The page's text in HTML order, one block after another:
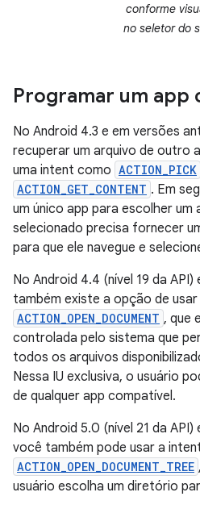
conforme
no seletor do
Programar um app
No Android 4.3 e em versões
recuperar um arquivo de outro
uma intent como ACTION_PICK
ACTION_GET_CONTENT . Em
um único app para escolher um
selecionado precisa fornecer
para que ele navegue e
No Android 4.4 (nível 19 da
também existe a opção de
ACTION_OPEN_DOCUMENT , que
controlada pelo sistema que
todos os arquivos
Nessa IU exclusiva, o usuário
de qualquer app compatível.
No Android 5.0 (nível 21 da
você também pode usar a
ACTION_OPEN_DOCUMENT_TREE
usuário escolha um diretório